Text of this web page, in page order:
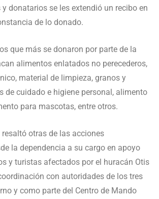
donatarios se les extendió un recibo en
de lo donado.
que más se donaron por parte de la
alimentos enlatados no perecederos,
material de limpieza, granos y
de cuidado e higiene personal, alimento
para mascotas, entre otros.
otras de las acciones
la dependencia a su cargo en apoyo
y turistas afectados por el huracán Otis
con autoridades de los tres
y como parte del Centro de Mando